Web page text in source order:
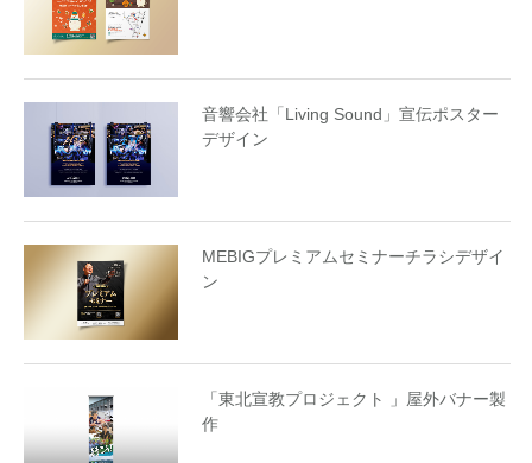
音響会社「Living Sound」宣伝ポスター
デザイン
MEBIGプレミアムセミナーチラシデザイ
ン
「東北宣教プロジェクト 」屋外バナー製
作